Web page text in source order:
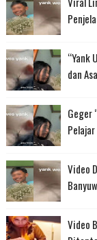
“Yank
dan
Geger
Video
Video